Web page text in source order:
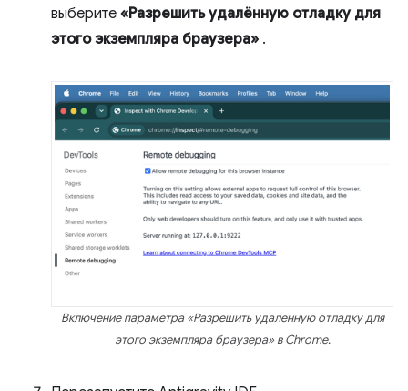
выберите «Разрешить удалённую отладку для
этого экземпляра браузера» .
Включение параметра «Разрешить удаленную отладку для
этого экземпляра браузера» в Chrome.